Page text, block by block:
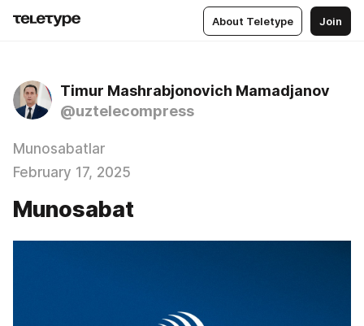
About Teletype Join
Timur Mashrabjonovich Mamadjanov
@uztelecompress
Munosabatlar
February 17, 2025
Munosabat